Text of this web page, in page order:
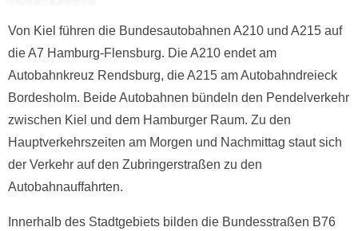
Von Kiel führen die Bundesautobahnen A210 und A215 auf
die A7 Hamburg-Flensburg. Die A210 endet am
Autobahnkreuz Rendsburg, die A215 am Autobahndreieck
Bordesholm. Beide Autobahnen bündeln den Pendelverkehr
zwischen Kiel und dem Hamburger Raum. Zu den
Hauptverkehrszeiten am Morgen und Nachmittag staut sich
der Verkehr auf den Zubringerstraßen zu den
Autobahnauffahrten.
Innerhalb des Stadtgebiets bilden die Bundesstraßen B76